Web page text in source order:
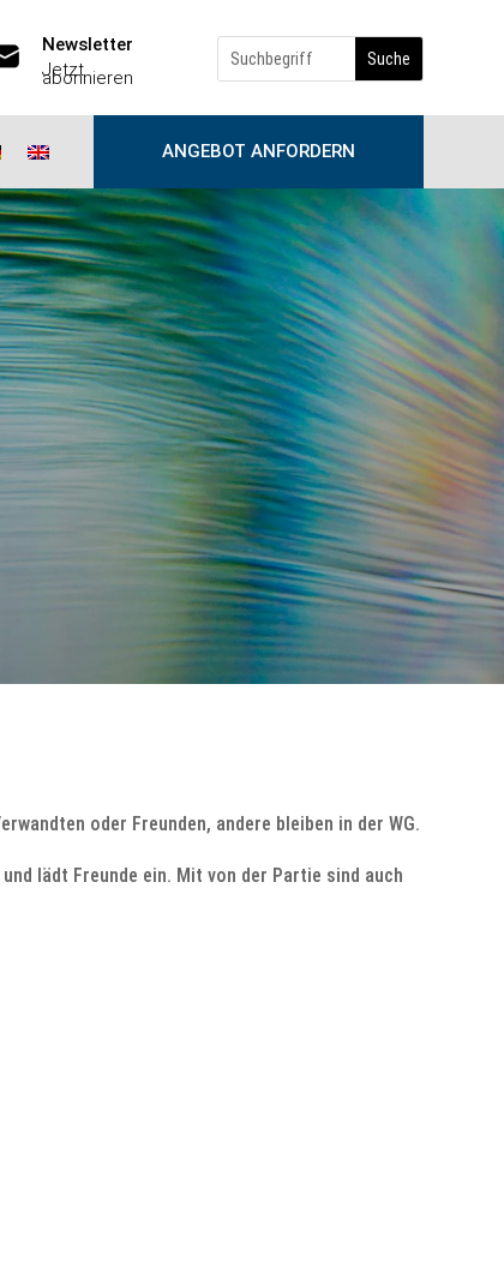
Newsletter
Jetzt
abonnieren
ANGEBOT ANFORDERN
Die Vergiftung
oder Freunden, andere bleiben in der WG.
lädt Freunde ein. Mit von der Partie sind auch